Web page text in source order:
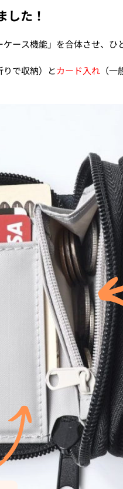
した！
ース機能」を合体させ、ひ
りで収納）とカード入れ （